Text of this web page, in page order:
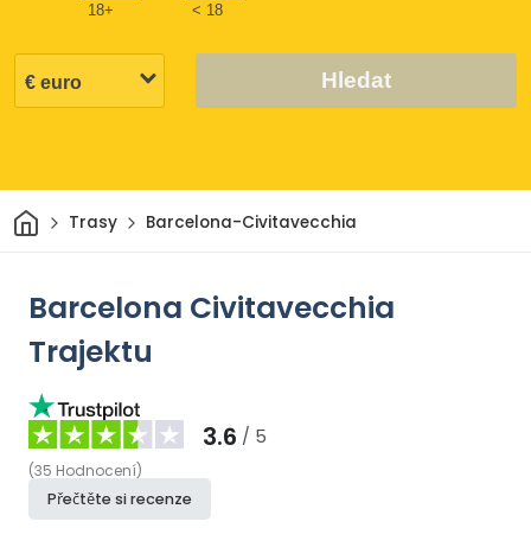
18+ < 18
Hledat
Domov
Trasy Barcelona-Civitavecchia
Barcelona Civitavecchia
Trajektu
3.6 / 5
(35 Hodnocení)
Přečtěte si recenze